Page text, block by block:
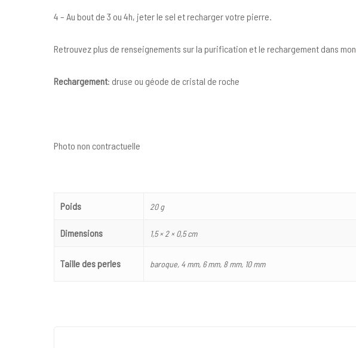
4 – Au bout de 3 ou 4h, jeter le sel et recharger votre pierre.
Retrouvez plus de renseignements sur la purification et le rechargement dans mon
Rechargement: druse ou géode de cristal de roche
Photo non contractuelle
Poids 20 g
Dimensions 1,5 × 2 × 0,5 cm
Taille des perles baroque, 4 mm, 6 mm, 8 mm, 10 mm